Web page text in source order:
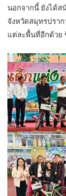
นอกจากนี้ ยังได้
จังหวัดสมุทรปรา
แต่ละพื้นที่อีกด้วย